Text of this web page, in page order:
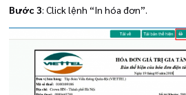
Bước 3: Click lệnh “In hóa đơn”.